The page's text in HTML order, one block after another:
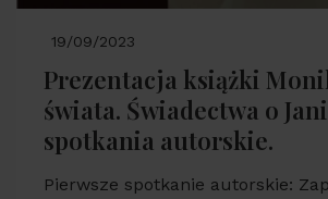
19/09/2023
Prezentacja książki
świata. Świadectwa o
spotkania autorskie.
Pierwsze spotkanie autorskie: